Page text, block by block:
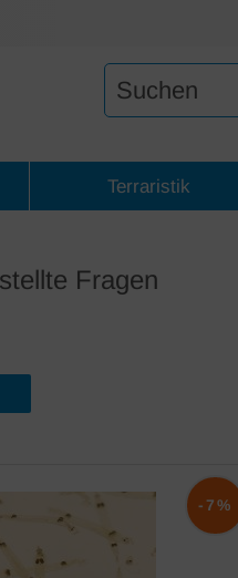
Terraristik
Fragen
-7%